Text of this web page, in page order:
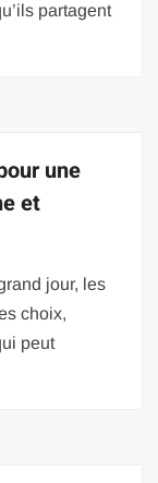
partagent
une
et
jour, les
choix,
peut